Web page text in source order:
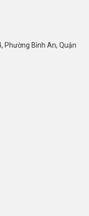
Phường Bình An, Quận